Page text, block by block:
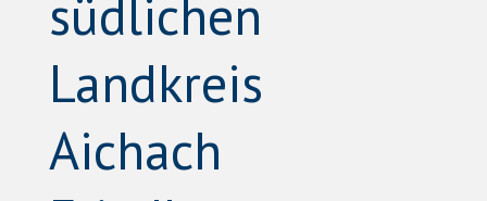
südlichen
Landkreis
Aichach